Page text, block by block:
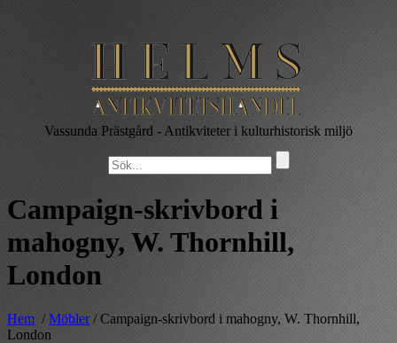
Vassunda Prästgård - Antikviteter i kulturhistorisk miljö
Campaign-skrivbord i
mahogny, W. Thornhill,
London
Hem /Möbler/ Campaign-skrivbord i mahogny, W. Thornhill,
London